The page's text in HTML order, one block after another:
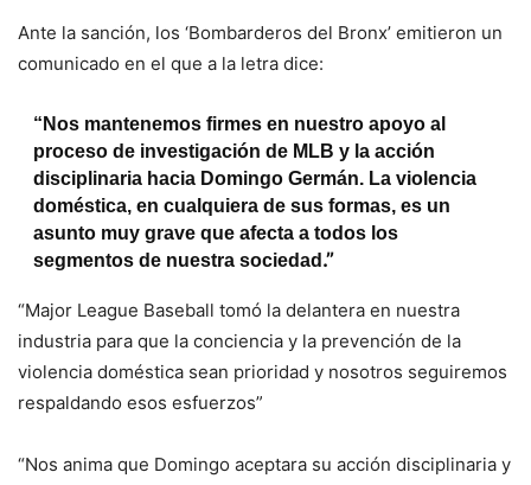
Ante la sanción, los ‘Bombarderos del Bronx’ emitieron un
comunicado en el que a la letra dice:
“Nos mantenemos firmes en nuestro apoyo al
proceso de investigación de MLB y la acción
disciplinaria hacia Domingo Germán. La violencia
doméstica, en cualquiera de sus formas, es un
asunto muy grave que afecta a todos los
segmentos de nuestra sociedad .”
“Major League Baseball tomó la delantera en nuestra
industria para que la conciencia y la prevención de la
violencia doméstica sean prioridad y nosotros seguiremos
respaldando esos esfuerzos”
“Nos anima que Domingo aceptara su acción disciplinaria y